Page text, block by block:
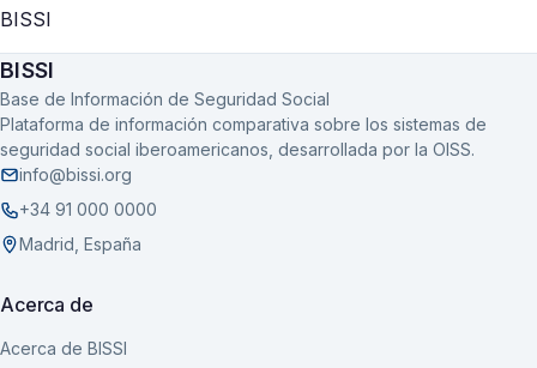
BISSI
BISSI
Base de Información de Seguridad Social
Plataforma de información comparativa sobre los sistemas de
seguridad social iberoamericanos, desarrollada por la OISS.
info@bissi.org
+34 91 000 0000
Madrid, España
Acerca de
Acerca de BISSI